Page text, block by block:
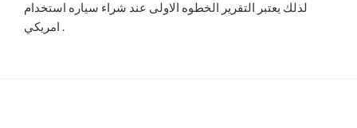
لذلك يعتبر التقرير الخطوه الاولى عند شراء سياره استخدام
امريكي .